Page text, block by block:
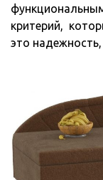
критерий,
это